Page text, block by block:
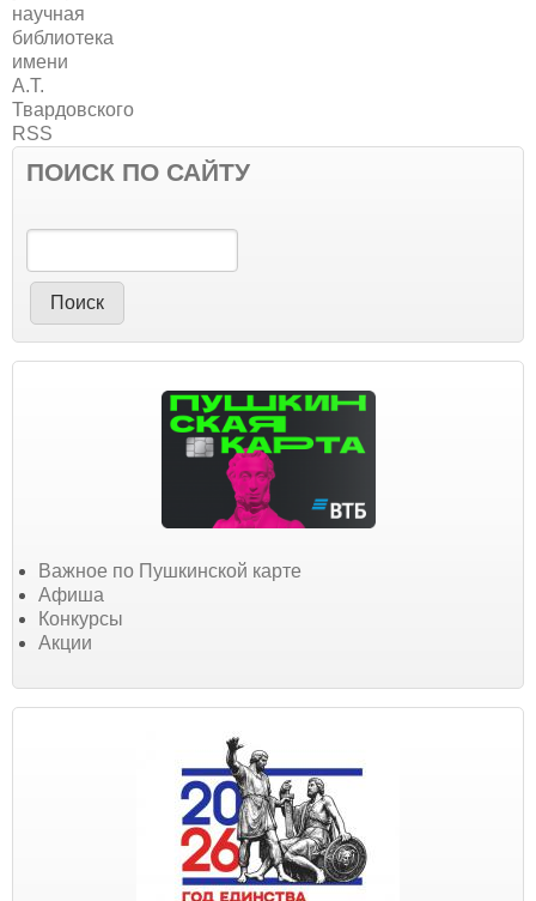
ПОИСК ПО САЙТУ
Поиск
Важное по Пушкинской карте
Афиша
Конкурсы
Акции